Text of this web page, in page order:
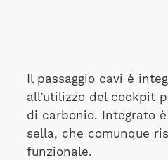
Il passaggio cavi è
all’utilizzo del cockpit
di carbonio. Integrato
sella, che comunque
funzionale.